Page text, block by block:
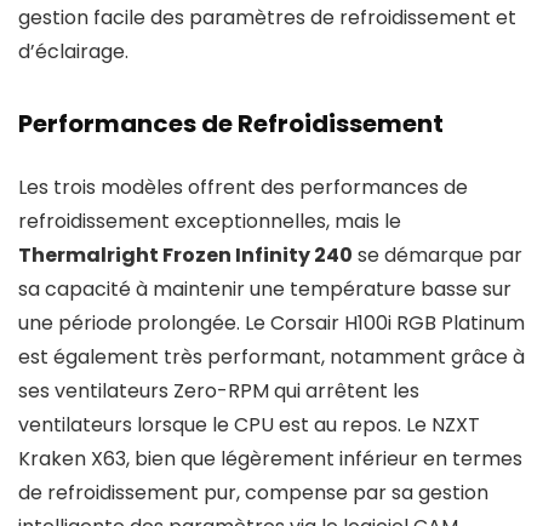
gestion facile des paramètres de refroidissement et
d’éclairage.
Performances de Refroidissement
Les trois modèles offrent des performances de
refroidissement exceptionnelles, mais le
Thermalright Frozen Infinity 240 se démarque par
sa capacité à maintenir une température basse sur
une période prolongée. Le Corsair H100i RGB Platinum
est également très performant, notamment grâce à
ses ventilateurs Zero-RPM qui arrêtent les
ventilateurs lorsque le CPU est au repos. Le NZXT
Kraken X63, bien que légèrement inférieur en termes
de refroidissement pur, compense par sa gestion